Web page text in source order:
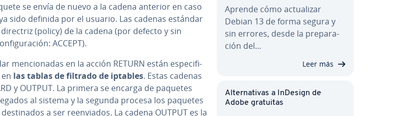
se envía de nuevo a la cadena anterior en caso
sido definida por el usuario. Las cadenas estándar
(policy) de la cadena (por defecto y sin
ACCEPT).
me­n­cio­na­das en la acción RETURN están es­pe­ci­fi­
las tablas de filtrado de iptables. Estas cadenas
y OUTPUT. La primera se encarga de paquetes
al sistema y la segunda procesa los paquetes
a ser re­en­via­dos. La cadena OUTPUT es la
Aprende cómo ac­tua­li­zar
Debian 13 de forma segura y
sin errores, desde la pre­pa­ra­
ción del…
Leer más
Al­te­r­na­ti­vas a InDesign de
Adobe gratuitas